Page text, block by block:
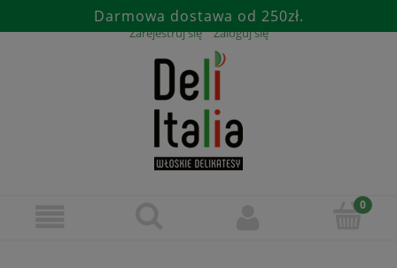
Darmowa dostawa od 250zł.
Zarejestruj się Zaloguj się